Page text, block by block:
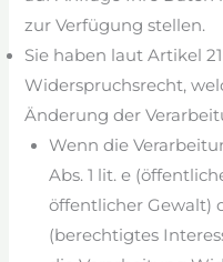
zur Verfügung stellen.
Sie haben laut Artikel
Widerspruchsrecht,
Änderung der
Wenn die
Abs. 1 lit. e
öffentlicher Gewalt)
(berechtigtes